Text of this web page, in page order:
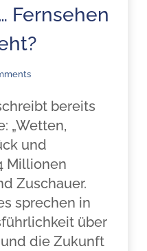
Fernsehen
bereits
„Wetten,
und
Millionen
Zuschauer.
sprechen in
über
die Zukunft